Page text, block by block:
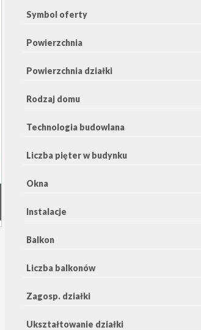
Symbol oferty
Powierzchnia
Powierzchnia działki
Rodzaj domu
Technologia budowlana
Liczba pięter w budynku
Okna
Instalacje
Balkon
Liczba balkonów
Zagosp. działki
Ukształtowanie działki